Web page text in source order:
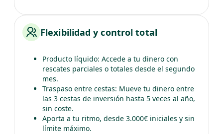
Flexibilidad y control total
Producto líquido: Accede a tu dinero con
rescates parciales o totales desde el segundo
mes.
Traspaso entre cestas: Mueve tu dinero entre
las 3 cestas de inversión hasta 5 veces al año,
sin coste.
Aporta a tu ritmo, desde 3.000€ iniciales y sin
límite máximo.